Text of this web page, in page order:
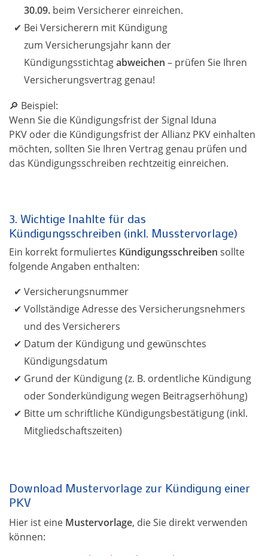
30.09. beim Versicherer einreichen.
Bei Versicherern mit Kündigung
zum Versicherungsjahr kann der
Kündigungsstichtagabweichen – prüfen Sie Ihren
Versicherungsvertrag genau!
🔎 Beispiel:
Wenn Sie die Kündigungsfrist der Signal Iduna
PKV oder die Kündigungsfrist der Allianz PKV einhalten
möchten, sollten Sie Ihren Vertrag genau prüfen und
das Kündigungsschreiben rechtzeitig einreichen.
3. Wichtige Inahlte für das
Kündigungsschreiben (inkl. Musstervorlage)
Ein korrekt formuliertes Kündigungsschreiben sollte
folgende Angaben enthalten:
Versicherungsnummer
Vollständige Adresse des Versicherungsnehmers
und des Versicherers
Datum der Kündigung und gewünschtes
Kündigungsdatum
Grund der Kündigung (z. B. ordentliche Kündigung
oder Sonderkündigung wegen Beitragserhöhung)
Bitte um schriftliche Kündigungsbestätigung (inkl.
Mitgliedschaftszeiten)
Download Mustervorlage zur Kündigung einer
PKV
Hier ist eine Mustervorlage, die Sie direkt verwenden
können: